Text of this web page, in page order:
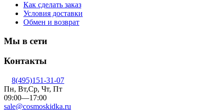
Как сделать заказ
Условия доставки
Обмен и возврат
Мы в сети
Контакты
8(495)151-31-07
Пн, Вт,Ср, Чт, Пт
09:00—17:00
sale@cosmoskidka.ru